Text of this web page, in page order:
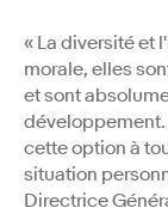
« La diversité et
morale, elles
et sont
développement.
cette option à
situation
Directrice